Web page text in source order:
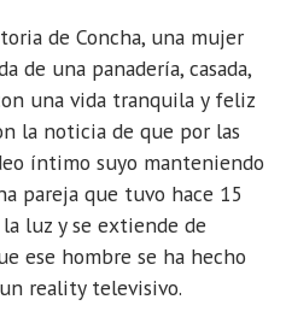
de Concha, una mujer
de una panadería, casada,
una vida tranquila y feliz
la noticia de que por las
íntimo suyo manteniendo
pareja que tuvo hace 15
luz y se extiende de
ese hombre se ha hecho
reality televisivo.